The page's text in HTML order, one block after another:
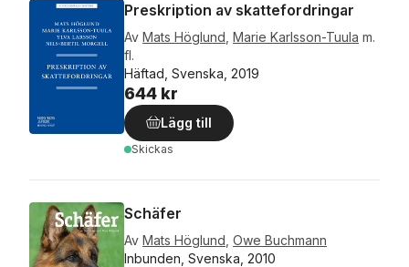
Preskription av skattefordringar
Av Mats Höglund Marie Karlsson-Tuula m.
fl.
Häftad, Svenska, 2019
644 kr
Lägg till
Skickas
Schäfer
Av Mats Höglund Owe Buchmann
Inbunden, Svenska, 2010